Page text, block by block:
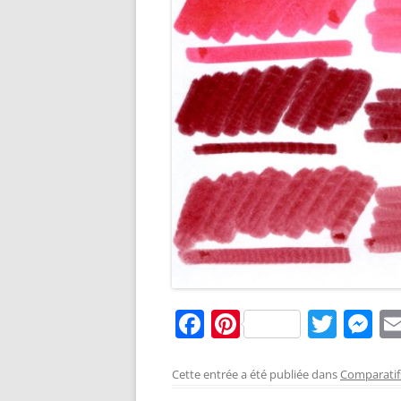
F
c
Pi
er
T
itt
M
ss
Cette entrée a été publiée dans